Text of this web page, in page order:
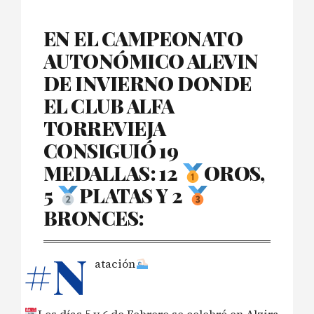
EN EL CAMPEONATO
AUTONÓMICO ALEVIN
DE INVIERNO DONDE
EL CLUB ALFA
TORREVIEJA
CONSIGUIÓ 19
MEDALLAS: 12
OROS,
5
PLATAS Y 2
BRONCES:
#N atación